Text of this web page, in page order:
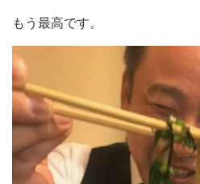
もう最高です。